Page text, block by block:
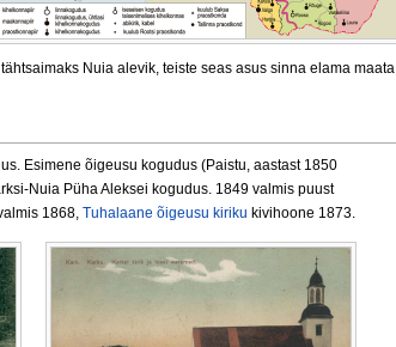
Nuia alevik, teiste seas asus sinna elama maata
Esimene õigeusu kogudus (Paistu, aastast 1850
Nuia Püha Aleksei kogudus. 1849 valmis puust
1868, Tuhalaane õigeusu kiriku kivihoone 1873.